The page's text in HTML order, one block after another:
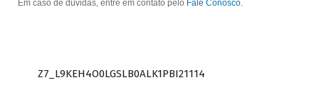
Em caso de dúvidas, entre em contato pelo Fale Conosco.
Z7_L9KEH4O0LGSLB0ALK1PBI21114